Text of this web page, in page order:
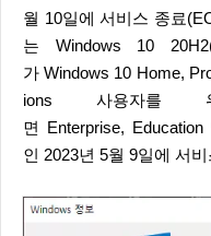
월 10일에 서비스 종료
는 Windows 10
가 Windows 10 Home,
ions 사용자를
면 Enterprise,
인 2023년 5월 9일에 서